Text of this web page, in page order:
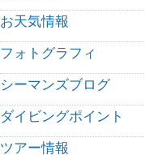
お天気情報
フォトグラフィ
シーマンズブログ
ダイビングポイント
ツアー情報